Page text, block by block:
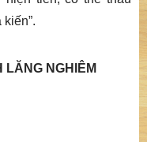
kiến”.
LĂNG NGHIÊM